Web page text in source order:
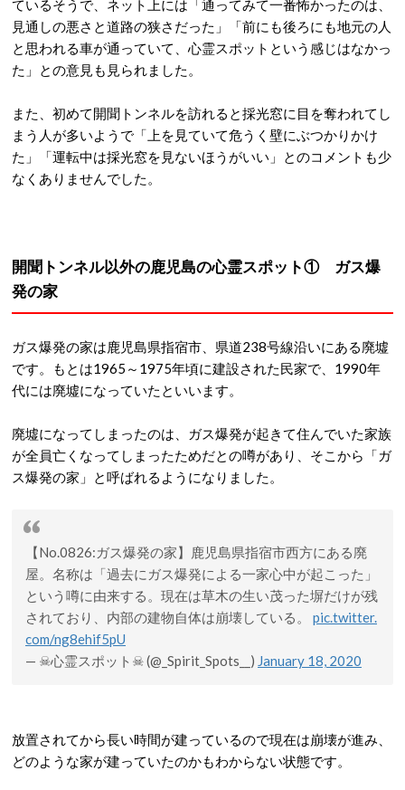
ているそうで、ネット上には「通ってみて一番怖かったのは、
見通しの悪さと道路の狭さだった」「前にも後ろにも地元の人
と思われる車が通っていて、心霊スポットという感じはなかっ
た」との意見も見られました。
また、初めて開聞トンネルを訪れると採光窓に目を奪われてし
まう人が多いようで「上を見ていて危うく壁にぶつかりかけ
た」「運転中は採光窓を見ないほうがいい」とのコメントも少
なくありませんでした。
開聞トンネル以外の鹿児島の心霊スポット① ガス爆
発の家
ガス爆発の家は鹿児島県指宿市、県道238号線沿いにある廃墟
です。もとは1965～1975年頃に建設された民家で、1990年
代には廃墟になっていたといいます。
廃墟になってしまったのは、ガス爆発が起きて住んでいた家族
が全員亡くなってしまったためだとの噂があり、そこから「ガ
ス爆発の家」と呼ばれるようになりました。
【No.0826:ガス爆発の家】鹿児島県指宿市西方にある廃
屋。名称は「過去にガス爆発による一家心中が起こった」
という噂に由来する。現在は草木の生い茂った塀だけが残
されており、内部の建物自体は崩壊している。 pic.twitter.
com/ng8ehif5pU
— ☠心霊スポット☠ (@_Spirit_Spots__) January 18, 2020
放置されてから長い時間が建っているので現在は崩壊が進み、
どのような家が建っていたのかもわからない状態です。